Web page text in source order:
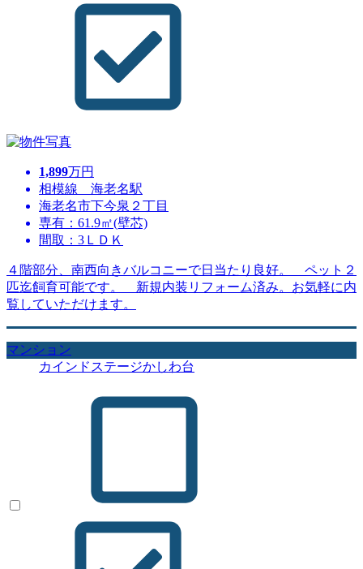
1,899万円
相模線 海老名駅
海老名市下今泉２丁目
専有：61.9㎡(壁芯)
間取：3ＬＤＫ
４階部分、南西向きバルコニーで日当たり良好。 ペット２
匹迄飼育可能です。 新規内装リフォーム済み。お気軽に内
覧していただけます。
マンション
カインドステージかしわ台